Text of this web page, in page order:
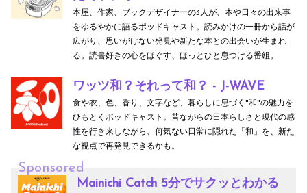
本屋、作家、ブックデザイナーの3人が、本や日々の出来事
をゆるやかに語るポッドキャスト。読みかけの一冊から話が
広がり、思いがけない発見や新たな本との出会いが生まれ
る。読書好きの心をほぐす、ほっとひと息つける番組。
ワッツ和？それって和？ - J-WAVE
食や衣、色、香り、文字など、暮らしに息づく"和"の魅力を
ひもとくポッドキャスト。昔ながらの日本らしさと現代の感
性を行き来しながら、何気ない日常に隠れた「和」を、新た
な視点で再発見できるかも。
Sponsored
Mainichi Catch 5分でサクッとわかる